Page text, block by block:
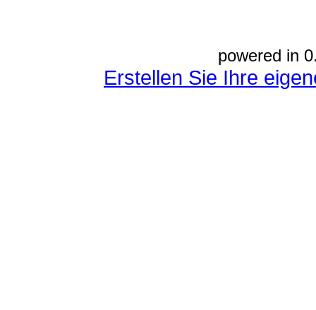
powered in
Erstellen Sie Ihre